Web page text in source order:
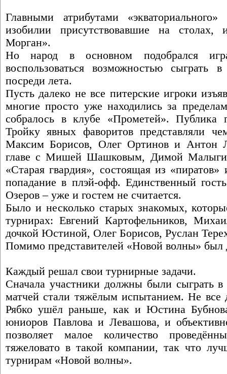
Главными атрибутами
изобилии присутствовавшие на
Морган».
Но народ в основном подобрался
воспользоваться возможностью сыграть
посреди лета.
Пусть далеко не все питерские игроки
многие просто уже находились за
собралось в клубе «Прометей». Публика
Тройку явных фаворитов представляли
Максим Борисов, Олег Ортинов и Антон
главе с Мишей Шашковым, Димой
«Старая гвардия», состоящая из
попадание в плэй-офф. Единственный
Озеров – уже и гостем не считается.
Было и несколько старых знакомых,
турнирах: Евгений Картофельников,
дочкой Юстиной, Олег Борисов, Руслан
Помимо представителей «Новой волны» был
Каждый решал свои турнирные задачи.
Сначала участники должны были сыграть
матчей стали тяжёлым испытанием. Не все
Рябко ушёл раньше, как и Юстина
юниоров Павлова и Левашова, и
позволяет малое количество
тяжеловато в такой компании, так что
турнирам «Новой волны».